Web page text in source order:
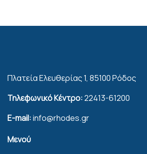
Πλατεία Ελευθερίας 1, 85100 Ρόδος
Τηλεφωνικό Κέντρο:22413-61200
E-mail:info@rhodes.gr
Μενού